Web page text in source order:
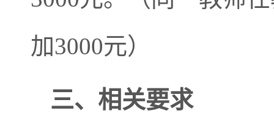
加3000元）
三、相关要求